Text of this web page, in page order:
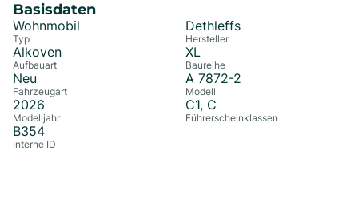
Basisdaten
Wohnmobil
Typ
Alkoven
Aufbauart
Neu
Fahrzeugart
2026
Modelljahr
B354
Interne ID
Dethleffs
Hersteller
XL
Baureihe
A 7872-2
Modell
C1, C
Führerscheinklassen